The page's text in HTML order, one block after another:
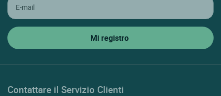
Contattare il Servizio Clienti